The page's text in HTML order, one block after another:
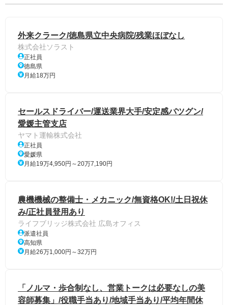
外来クラーク/徳島県立中央病院/残業ほぼなし
株式会社ソラスト
正社員
徳島県
月給18万円
セールスドライバー/運送業界大手/安定感バツグン/
愛媛主管支店
ヤマト運輸株式会社
正社員
愛媛県
月給19万4,950円～20万7,190円
農機機械の整備士・メカニック/無資格OK!/土日祝休
み/正社員登用あり
ライフブリッジ株式会社 広島オフィス
派遣社員
高知県
月給26万1,000円～32万円
「ノルマ・歩合制なし、営業トークは必要なしの美
容師募集」/役職手当あり/地域手当あり/平均年間休